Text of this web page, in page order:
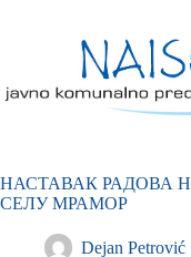
НАСТАВАК РАДОВА
СЕЛУ МРАМОР
Dejan Petrović